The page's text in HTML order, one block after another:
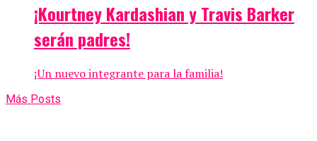
¡Kourtney Kardashian y Travis Barker
serán padres!
¡Un nuevo integrante para la familia!
Más Posts